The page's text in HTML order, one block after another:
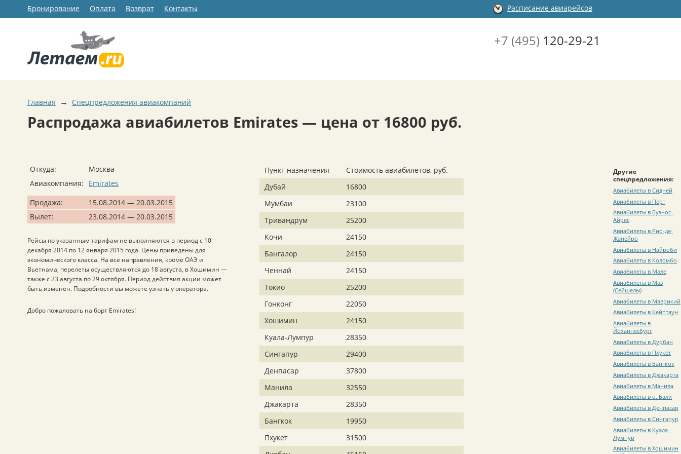
Бронирование Оплата Возврат Контакты Расписание авиарейсов
+7 (495) 120-29-21
Главная → Спецпредложения авиакомпаний
Распродажа авиабилетов Emirates — цена от 16800 руб.
Откуда:
Москва
Авиакомпания:
Emirates
Продажа:
15.08.2014 — 20.03.2015
Вылет:
23.08.2014 — 20.03.2015
Рейсы по указанным тарифам не выполняются в период с 10
декабря 2014 по 12 января 2015 года. Цены приведены для
экономического класса. На все направления, кроме ОАЭ и
Вьетнама, перелеты осуществляются до 18 августа, в Хошимин —
также с 23 августа по 29 октября. Период действия акции может
быть изменен. Подробности вы можете узнать у оператора.
Добро пожаловать на борт Emirates!
Пункт назначения
Стоимость авиабилетов, руб.
Дубай
16800
Мумбаи
23100
Тривандрум
25200
Кочи
24150
Бангалор
24150
Ченнай
24150
Токио
25200
Гонконг
22050
Хошимин
24150
Куала-Лумпур
28350
Сингапур
29400
Денпасар
37800
Манила
32550
Джакарта
28350
Бангкок
19950
Пхукет
31500
Другие
спецпредложения:
Авиабилеты в Сидней
Авиабилеты в Перт
Авиабилеты в Буэнос-
Айрес
Авиабилеты в Рио-де-
Жанейро
Авиабилеты в Найроби
Авиабилеты в Коломбо
Авиабилеты в Мале
Авиабилеты в Маэ
(Сейшелы)
Авиабилеты в Маврикий
Авиабилеты в Кейптаун
Авиабилеты в
Йоханнесбург
Авиабилеты в Дурбан
Авиабилеты в Пхукет
Авиабилеты в Бангкок
Авиабилеты в Джакарта
Авиабилеты в Манила
Авиабилеты в о. Бали
Авиабилеты в Денпасар
Авиабилеты в Сингапур
Авиабилеты в Куала-
Лумпур
Авиабилеты в Хошимин